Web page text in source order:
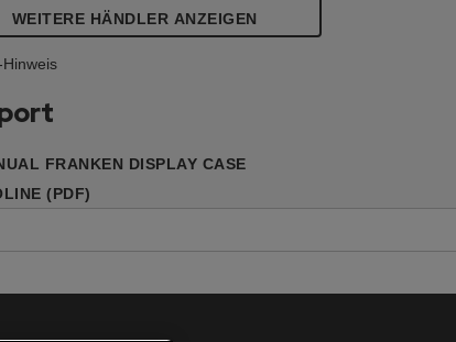
WEITERE HÄNDLER ANZEIGEN
FRANKEN DISPLAY CASE
(PDF)